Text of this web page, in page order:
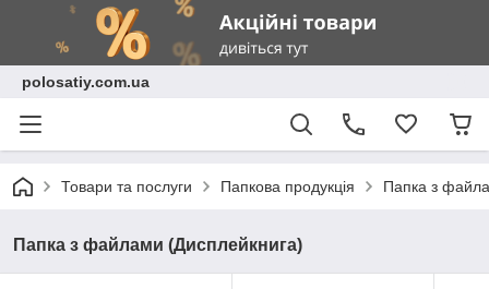
polosatiy.com.ua
Товари та послуги Папкова продукція Папка з
Папка з файлами (Дисплейкнига)